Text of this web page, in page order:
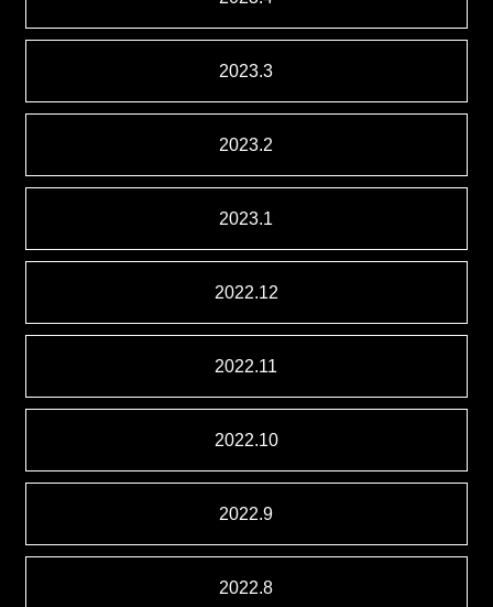
2023.3
2023.2
2023.1
2022.12
2022.11
2022.10
2022.9
2022.8